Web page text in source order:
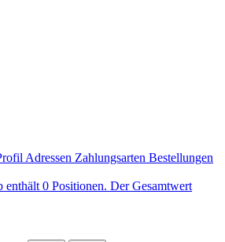
Adressen Zahlungsarten Bestellungen
enthält 0 Positionen. Der Gesamtwert